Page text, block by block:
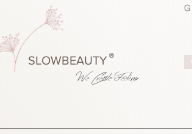
®
SLOWBEAUTY
We CreateFeeling